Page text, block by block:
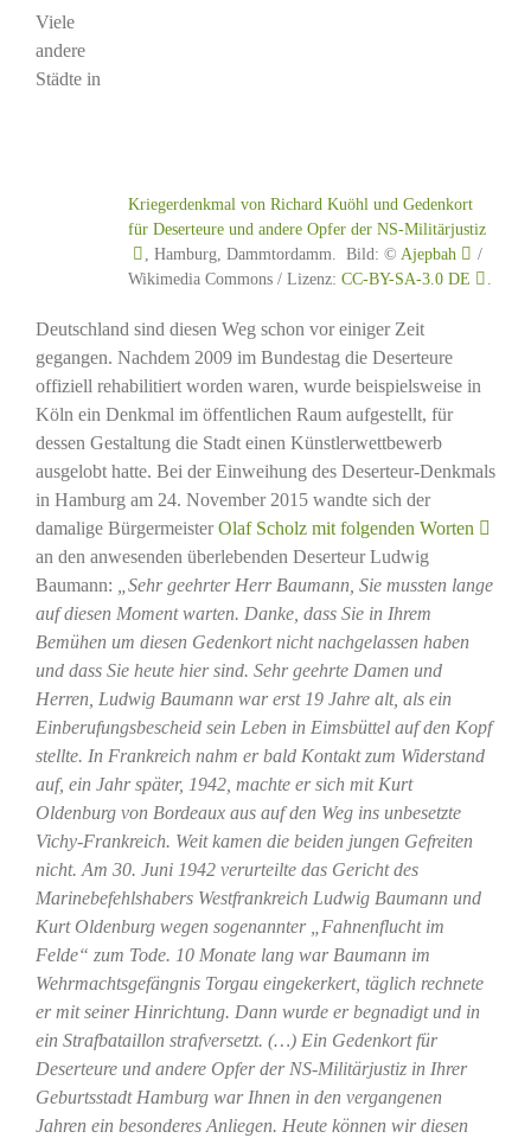
Kriegerdenkmal von Richard Kuöhl und Gedenkort
für Deserteure und andere Opfer der NS-Militärjustiz
, Hamburg, Dammtordamm. Bild: ©Ajepbah
/
Wikimedia Commons / Lizenz:CC-BY-SA-3.0 DE .
Viele
andere
Städte in
Deutschland sind diesen Weg schon vor einiger Zeit
gegangen. Nachdem 2009 im Bundestag die Deserteure
offiziell rehabilitiert worden waren, wurde beispielsweise in
Köln ein Denkmal im öffentlichen Raum aufgestellt, für
dessen Gestaltung die Stadt einen Künstlerwettbewerb
ausgelobt hatte. Bei der Einweihung des Deserteur-Denkmals
in Hamburg am 24. November 2015 wandte sich der
damalige BürgermeisterOlaf Scholz mit folgenden Worten
an den anwesenden überlebenden Deserteur Ludwig
Baumann:
„Sehr geehrter Herr Baumann, Sie mussten lange
auf diesen Moment warten. Danke, dass Sie in Ihrem
Bemühen um diesen Gedenkort nicht nachgelassen haben
und dass Sie heute hier sind. Sehr geehrte Damen und
Herren, Ludwig Baumann war erst 19 Jahre alt, als ein
Einberufungsbescheid sein Leben in Eimsbüttel auf den Kopf
stellte. In Frankreich nahm er bald Kontakt zum Widerstand
auf, ein Jahr später, 1942, machte er sich mit Kurt
Oldenburg von Bordeaux aus auf den Weg ins unbesetzte
Vichy-Frankreich. Weit kamen die beiden jungen Gefreiten
nicht. Am 30. Juni 1942 verurteilte das Gericht des
Marinebefehlshabers Westfrankreich Ludwig Baumann und
Kurt Oldenburg wegen sogenannter „Fahnenflucht im
Felde“ zum Tode. 10 Monate lang war Baumann im
Wehrmachtsgefängnis Torgau eingekerkert, täglich rechnete
er mit seiner Hinrichtung. Dann wurde er begnadigt und in
ein Strafbataillon strafversetzt. (…) Ein Gedenkort für
Deserteure und andere Opfer der NS-Militärjustiz in Ihrer
Geburtsstadt Hamburg war Ihnen in den vergangenen
Jahren ein besonderes Anliegen. Heute können wir diesen